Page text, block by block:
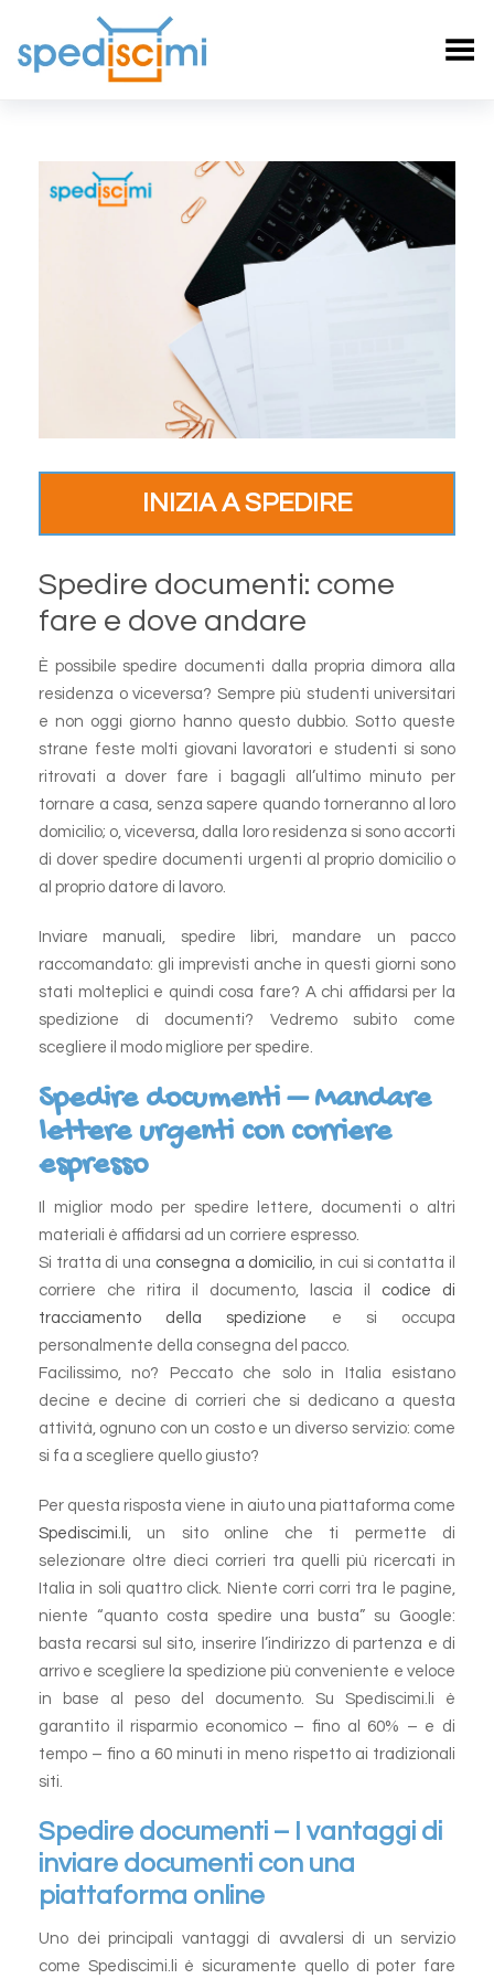
Toggle Menu
INIZIA A SPEDIRE
Spedire documenti: come
fare e dove andare
È possibile spedire documenti dalla propria dimora alla
residenza o viceversa? Sempre più studenti universitari
e non oggi giorno hanno questo dubbio. Sotto queste
strane feste molti giovani lavoratori e studenti si sono
ritrovati a dover fare i bagagli all’ultimo minuto per
tornare a casa, senza sapere quando torneranno al loro
domicilio; o, viceversa, dalla loro residenza si sono accorti
di dover spedire documenti urgenti al proprio domicilio o
al proprio datore di lavoro.
Inviare manuali, spedire libri, mandare un pacco
raccomandato: gli imprevisti anche in questi giorni sono
stati molteplici e quindi cosa fare? A chi affidarsi per la
spedizione di documenti? Vedremo subito come
scegliere il modo migliore per spedire.
Spedire documenti – Mandare
lettere urgenti con corriere
espresso
Il miglior modo per spedire lettere, documenti o altri
materiali è affidarsi ad un corriere espresso.
Si tratta di una consegna a domicilio , in cui si contatta il
corriere che ritira il documento, lascia il codice di
tracciamento della spedizione e si occupa
personalmente della consegna del pacco.
Facilissimo, no? Peccato che solo in Italia esistano
decine e decine di corrieri che si dedicano a questa
attività, ognuno con un costo e un diverso servizio: come
si fa a scegliere quello giusto?
Per questa risposta viene in aiuto una piattaforma come
Spediscimi.li , un sito online che ti permette di
selezionare oltre dieci corrieri tra quelli più ricercati in
Italia in soli quattro click. Niente corri corri tra le pagine,
niente “quanto costa spedire una busta” su Google:
basta recarsi sul sito, inserire l’indirizzo di partenza e di
arrivo e scegliere la spedizione più conveniente e veloce
in base al peso del documento. Su Spediscimi.li è
garantito il risparmio economico – fino al 60% – e di
tempo – fino a 60 minuti in meno rispetto ai tradizionali
siti.
Spedire documenti – I vantaggi di
inviare documenti con una
piattaforma online
Uno dei principali vantaggi di avvalersi di un servizio
come Spediscimi.li è sicuramente quello di poter fare